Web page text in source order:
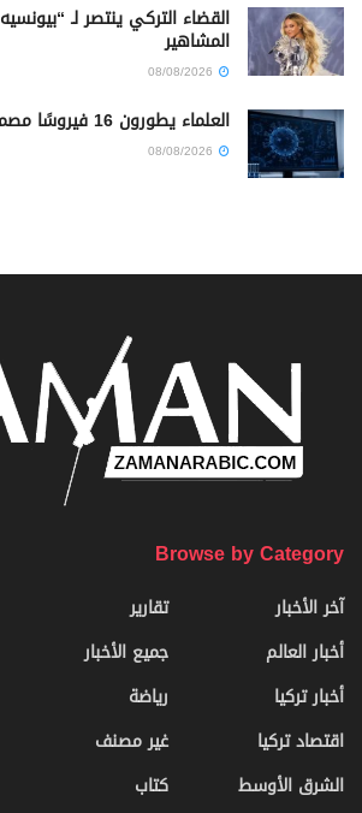
القضاء التركي ينتصر لـ
المشاهير
العلماء يطورون 16 فيروسًا مصممًا بالذكاء الاصطناعي
Browse by Category
آخر الأخبار
أخبار العالم
أخبار تركيا
اقتصاد تركيا
الشرق الأوسط
تقارير
جميع الأخبار
رياضة
غير مصنف
كتاب